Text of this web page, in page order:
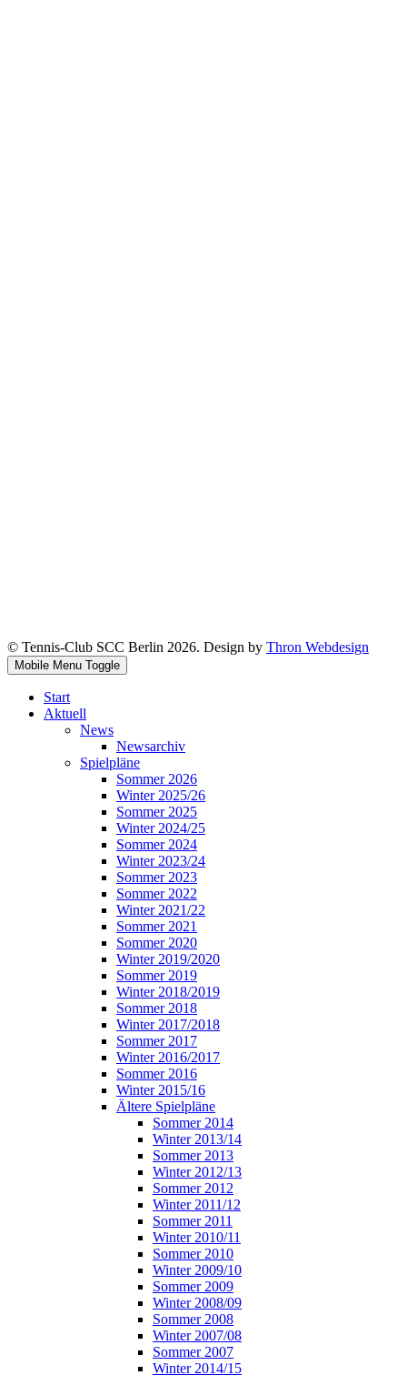
© Tennis-Club SCC Berlin 2026. Design by Thron Webdesign
Mobile Menu Toggle
Start
Aktuell
News
Newsarchiv
Spielpläne
Sommer 2026
Winter 2025/26
Sommer 2025
Winter 2024/25
Sommer 2024
Winter 2023/24
Sommer 2023
Sommer 2022
Winter 2021/22
Sommer 2021
Sommer 2020
Winter 2019/2020
Sommer 2019
Winter 2018/2019
Sommer 2018
Winter 2017/2018
Sommer 2017
Winter 2016/2017
Sommer 2016
Winter 2015/16
Ältere Spielpläne
Sommer 2014
Winter 2013/14
Sommer 2013
Winter 2012/13
Sommer 2012
Winter 2011/12
Sommer 2011
Winter 2010/11
Sommer 2010
Winter 2009/10
Sommer 2009
Winter 2008/09
Sommer 2008
Winter 2007/08
Sommer 2007
Winter 2014/15